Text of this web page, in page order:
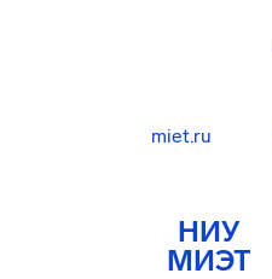
miet.ru
НИУ
МИЭТ